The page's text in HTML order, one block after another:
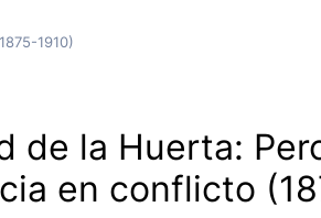
1910)
de la Huerta:
en conflicto